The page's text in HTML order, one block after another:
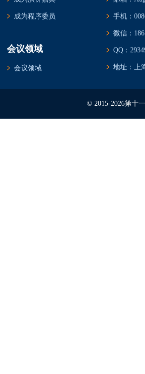
成为程序委员
会议领域
会议领域
手机：
微信：
QQ：
地址：上
© 2015-2026第十